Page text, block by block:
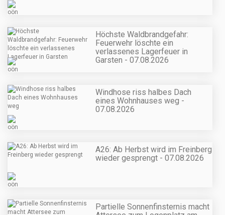
Höchste Waldbrandgefahr:
Feuerwehr löschte ein
verlassenes Lagerfeuer in
Garsten - 07.08.2026
Windhose riss halbes Dach
eines Wohnhauses weg -
07.08.2026
A26: Ab Herbst wird im Freinberg
wieder gesprengt - 07.08.2026
Partielle Sonnenfinsternis macht